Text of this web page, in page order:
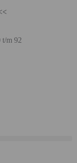
t/m 92